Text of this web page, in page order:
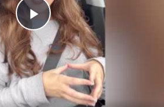
Play
Video